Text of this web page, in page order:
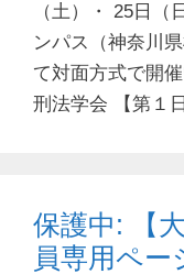
（土）・ 25日（
ンパス（神奈川
て対面方式で開
刑法学会 【第１
保護中: 【
員専用ペ